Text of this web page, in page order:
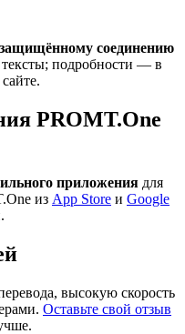
защищённому соединению
подробности — в
PROMT.One
приложения для
из App Store и Google
высокую скорость
Оставьте свой отзыв